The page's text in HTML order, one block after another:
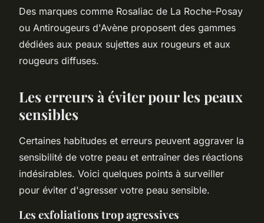
Des marques comme Rosaliac de La Roche-Posay
ou Antirougeurs d'Avène proposent des gammes
dédiées aux peaux sujettes aux rougeurs et aux
rougeurs diffuses.
Les erreurs à éviter pour les peaux
sensibles
Certaines habitudes et erreurs peuvent aggraver la
sensibilité de votre peau et entraîner des réactions
indésirables. Voici quelques points à surveiller
pour éviter d'agresser votre peau sensible.
Les exfoliations trop agressives